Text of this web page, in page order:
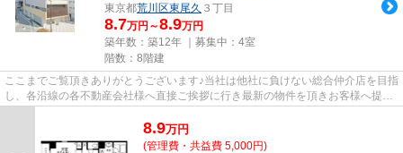
東京都荒川区東尾久 ３丁目
8.7万円～8.9万円
築年数：築12年 ｜募集中： 4室
階数：8階建
ここまでご覧頂きありがとうございます♪当社は他社に負けない総合仲介店を目指
し、各沿線の各不動産会社様へ直接ご挨拶に行き最新の物件を頂きお客様へ提供
8.9万円
(管理費・共益費 5,000円)